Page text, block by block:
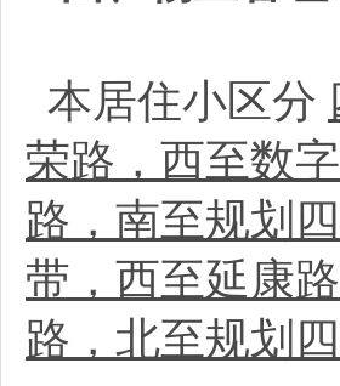
本居住小区分
荣路，西至数
路，南至规划
带，西至延康
路，北至规划